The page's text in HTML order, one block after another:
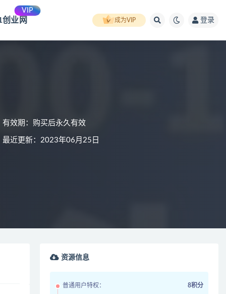
创业网
VIP
成为VIP 登录
有效期：购买后永久有效
最近更新：2023年06月25日
资源信息
普通用户特权： 8积分